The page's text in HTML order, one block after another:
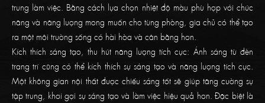
trung làm việc. Bằng cách lựa chọn nhiệt độ màu phù hợp với chức
năng và năng lượng mong muốn cho từng phòng, gia chủ có thể tạo
ra một môi trường sống có hài hòa và cân bằng hơn.
Kích thích sáng tạo, thu hút năng lượng tích cực: Ánh sáng từ đèn
trang trí cũng có thể kích thích sự sáng tạo và năng lượng tích cực.
Một không gian nội thất được chiếu sáng tốt sẽ giúp tăng cường sự
tập trung, khơi gợi sự sáng tạo và làm việc hiệu quả hơn. Đặc biệt là